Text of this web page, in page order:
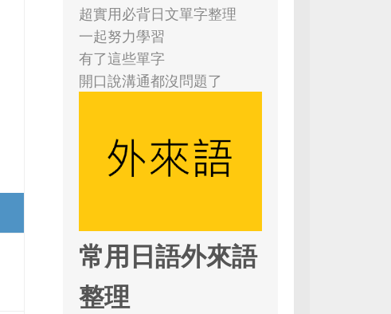
超實用必背日文單字整理
一起努力學習
有了這些單字
開口說溝通都沒問題了
常用日語外來語
整理